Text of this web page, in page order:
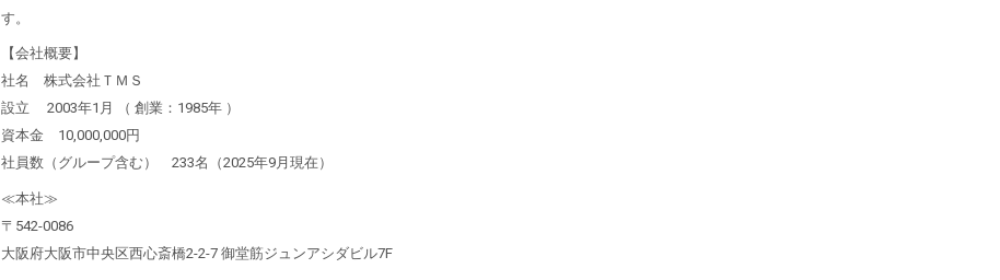
す。
【会社概要】
社名 株式会社ＴＭＳ
設立 2003年1月 （ 創業：1985年 ）
資本金 10,000,000円
社員数（グループ含む） 233名（2025年9月現在）
≪本社≫
〒542-0086
大阪府大阪市中央区西心斎橋2-2-7 御堂筋ジュンアシダビル7F